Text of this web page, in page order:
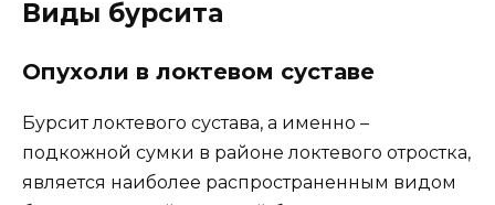
Виды бурсита
Опухоли в локтевом суставе
Бурсит локтевого сустава, а именно –
подкожной сумки в районе локтевого отростка,
является наиболее распространенным видом